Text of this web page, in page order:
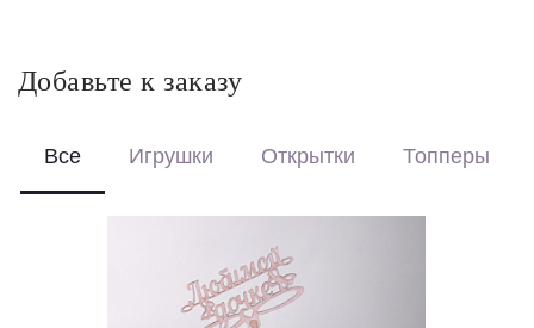
Перевяжем лентой – идеальный минималистичный вариант
Добавьте к заказу
Все Игрушки Открытки Топперы